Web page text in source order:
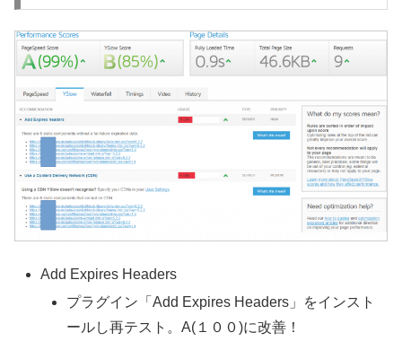
Add Expires Headers
プラグイン「Add Expires Headers」をインスト
ールし再テスト。A(１００)に改善！